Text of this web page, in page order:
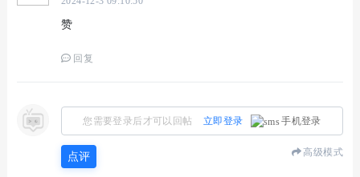
赞
回复
您需要登录后才可以回帖 立即登录 手机登录
点评 高级模式